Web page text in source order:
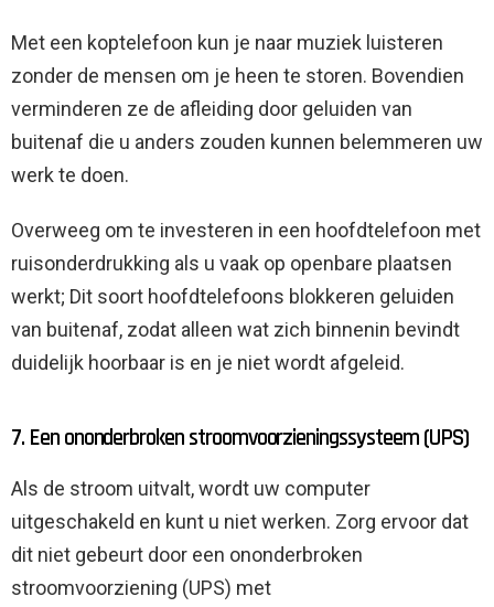
Met een koptelefoon kun je naar muziek luisteren
zonder de mensen om je heen te storen. Bovendien
verminderen ze de afleiding door geluiden van
buitenaf die u anders zouden kunnen belemmeren uw
werk te doen.
Overweeg om te investeren in een hoofdtelefoon met
ruisonderdrukking als u vaak op openbare plaatsen
werkt; Dit soort hoofdtelefoons blokkeren geluiden
van buitenaf, zodat alleen wat zich binnenin bevindt
duidelijk hoorbaar is en je niet wordt afgeleid.
7. Een ononderbroken stroomvoorzieningssysteem (UPS)
Als de stroom uitvalt, wordt uw computer
uitgeschakeld en kunt u niet werken. Zorg ervoor dat
dit niet gebeurt door een ononderbroken
stroomvoorziening (UPS) met